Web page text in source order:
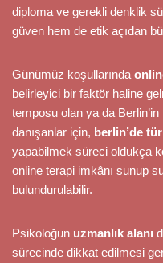
diploma ve gerekli denklik
güven hem de etik açıdan
Günümüz koşullarında
belirleyici bir faktör haline
temposu olan ya da
danışanlar için, berlin’de
yapabilmek süreci oldukça
online terapi imkânı sunup
bulundurulabilir.
Psikoloğun uzmanlık alanı
sürecinde dikkat edilmesi